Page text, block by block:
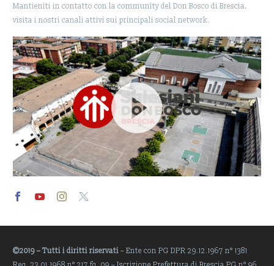
Mantieniti in contatto con la community del Don Bosco di Brescia,
visita i nostri canali attivi sui principali social network.
Player
©2019 – Tutti i diritti riservati – Ente con PG DPR 29.12.1967 n° 1381